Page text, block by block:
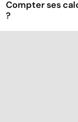
Compter ses
?